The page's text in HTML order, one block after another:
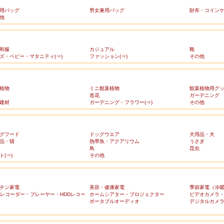
バッグ 男女兼用バッグ
財布・コイン
服 カジュアル
靴
・ベビー・マタニティ(⇒)
ファッション(⇒) その他
物 ミニ観葉植物
観葉植物用グ
造花
ガーデニング
材
ガーデニング・フラワー(⇒) その他
フード ドッグウエア
犬用品・犬
・猫
熱帯魚・アクアリウム
うさぎ
鳥
昆虫
(⇒)
その他
ン家電 美容・健康家電
季節家電（冷
コーダー・プレーヤー・HDDレコー
ホームシアター・プロジェクター
ビデオカメラ
ポータブルオーディオ
デジタルカメラ